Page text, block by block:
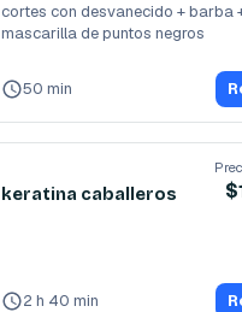
cortes con desvanecido + barba
mascarilla de puntos negros
50 min
keratina caballeros
2 h 40 min